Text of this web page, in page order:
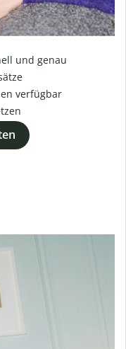
und genau
verfügbar